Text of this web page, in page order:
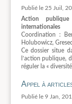
25 Juil,
Action
internationales
Coordination :
Holubowicz,
Ce dossier situe
l’action publique,
réguler la «
Appel à
9 Jan,